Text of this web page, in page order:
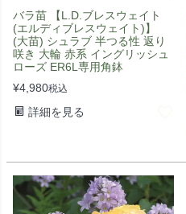
バラ苗 【L.D.ブレスウェイト
(エルディブレスウェイト)】
(大苗) シュラブ 半つる性 返り
咲き 大輪 赤系 イングリッシュ
ローズ ER6L専用角鉢
¥4,980税込
詳細を見る